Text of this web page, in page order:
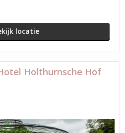
locatie
Holthurnsche Hof